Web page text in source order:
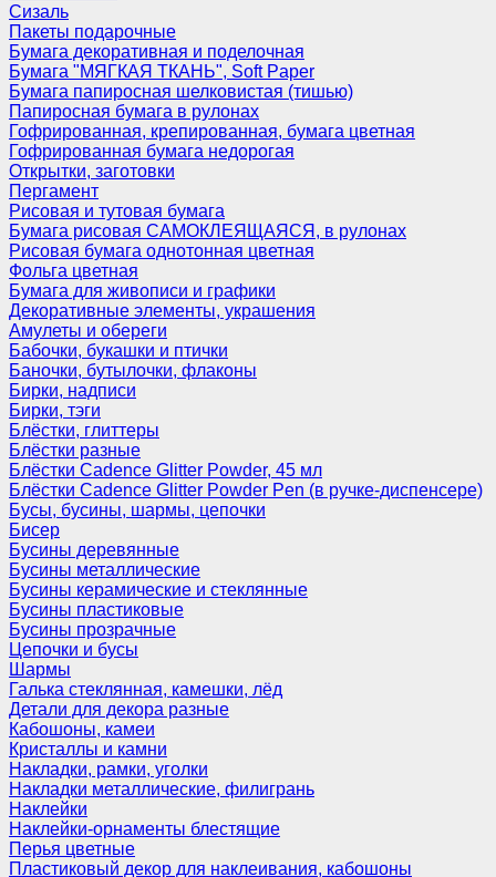
Сизаль
Пакеты подарочные
Бумага декоративная и поделочная
Бумага "МЯГКАЯ ТКАНЬ", Soft Paper
Бумага папиросная шелковистая (тишью)
Папиросная бумага в рулонах
Гофрированная, крепированная, бумага цветная
Гофрированная бумага недорогая
Открытки, заготовки
Пергамент
Рисовая и тутовая бумага
Бумага рисовая САМОКЛЕЯЩАЯСЯ, в рулонах
Рисовая бумага однотонная цветная
Фольга цветная
Бумага для живописи и графики
Декоративные элементы, украшения
Амулеты и обереги
Бабочки, букашки и птички
Баночки, бутылочки, флаконы
Бирки, надписи
Бирки, тэги
Блёстки, глиттеры
Блёстки разные
Блёстки Cadence Glitter Powder, 45 мл
Блёстки Cadence Glitter Powder Pen (в ручке-диспенсере)
Бусы, бусины, шармы, цепочки
Бисер
Бусины деревянные
Бусины металлические
Бусины керамические и стеклянные
Бусины пластиковые
Бусины прозрачные
Цепочки и бусы
Шармы
Галька стеклянная, камешки, лёд
Детали для декора разные
Кабошоны, камеи
Кристаллы и камни
Накладки, рамки, уголки
Накладки металлические, филигрань
Наклейки
Наклейки-орнаменты блестящие
Перья цветные
Пластиковый декор для наклеивания, кабошоны